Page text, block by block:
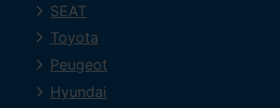
SEAT
Toyota
Peugeot
Hyundai